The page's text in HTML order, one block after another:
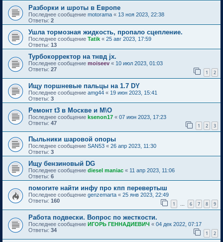
Разборки и шроты в Европе
Последнее сообщение motorama « 13 ноя 2023, 22:38
Ответы: 2
Ушла тормозная жидкость, пропало сцепление.
Последнее сообщение Tatik « 25 авг 2023, 17:59
Ответы: 13
Турбокорректор на тнвд jx.
Последнее сообщение moiseev « 10 июл 2023, 01:03
Ответы: 27 1 2
Ищу поршневые пальцы на 1.7 DY
Последнее сообщение amg44 « 19 июн 2023, 15:41
Ответы: 3
Ремонт t3 в Москве и М\О
Последнее сообщение ksenon17 « 07 июн 2023, 17:23
Ответы: 47 1 2 3
Пыльники шаровой опоры
Последнее сообщение SAN53 « 26 апр 2023, 11:30
Ответы: 3
Ищу бензиновый DG
Последнее сообщение diesel maniac « 11 апр 2023, 11:06
Ответы: 6
помогите найти инфу про кпп перевертыш
Последнее сообщение genzemarta « 25 янв 2023, 22:49
Ответы: 160 1 … 6 7 8 9
Работа подвески. Вопрос по жесткости.
Последнее сообщение ИГОРЬ ГЕННАДИЕВИЧ « 04 дек 2022, 07:17
Ответы: 34 1 2